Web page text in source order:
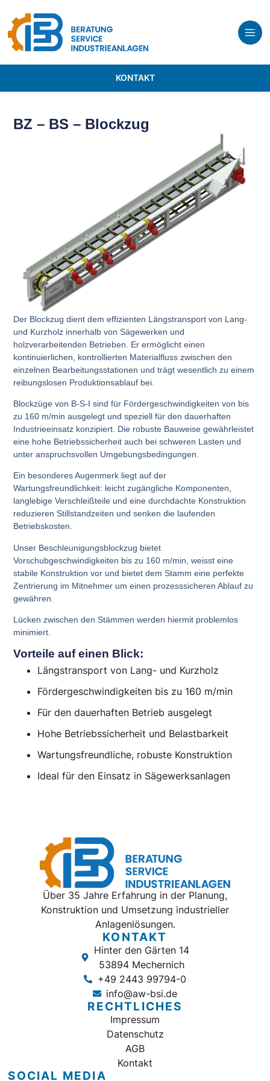
KONTAKT
BZ – BS – Blockzug
Der Blockzug dient demeffizienten Längstransport von Lang-
und Kurzholz innerhalb von Sägewerken und
holzverarbeitenden Betrieben. Er ermöglicht einen
kontinuierlichen, kontrollierten Materialfluss zwischen den
einzelnen Bearbeitungsstationen und trägt wesentlich zu einem
reibungslosen Produktionsablauf bei.
Blockzüge von B-S-I sind für Fördergeschwindigkeiten von bis
zu 160 m/min ausgelegt und speziell für dendauerhaften
Industrieeinsatz konzipiert. Die robuste Bauweise gewährleistet
eine hohe Betriebssicherheit auch bei schweren Lasten und
unter anspruchsvollen Umgebungsbedingungen.
Ein besonderes Augenmerk liegt auf der
Wartungsfreundlichkeit: leicht zugängliche Komponenten,
langlebige Verschleißteile und eine durchdachte Konstruktion
reduzieren Stillstandzeiten und senken die laufenden
Betriebskosten.
Unser Beschleunigungsblockzug bietet
Vorschubgeschwindigkeiten bis zu 160 m/min, weisst eine
stabile Konstruktion vor und bietet dem Stamm eine perfekte
Zentrierung im Mitnehmer um einen prozesssicheren Ablauf zu
gewähren.
Lücken zwischen den Stämmen werden hiermit problemlos
minimiert.
Vorteile auf einen Blick:
Längstransport von Lang- und Kurzholz
Fördergeschwindigkeiten bis zu 160 m/min
Für den dauerhaften Betrieb ausgelegt
Hohe Betriebssicherheit und Belastbarkeit
Wartungsfreundliche, robuste Konstruktion
Ideal für den Einsatz in Sägewerksanlagen
Über 35 Jahre Erfahrung in der Planung,
Konstruktion und Umsetzung industrieller
Anlagenlösungen.
KONTAKT
Hinter den Gärten 14
53894 Mechernich
+49 2443 99794-0
info@aw-bsi.de
RECHTLICHES
Impressum
Datenschutz
AGB
Kontakt
SOCIAL MEDIA